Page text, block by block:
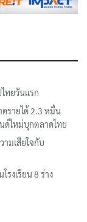
ทยวันแรก
รายได้ 2.3 หมื่น
ด์ใหม่บุกตลาดไทย
ามเสียใจกับ
รงเรียน 8 ร่าง